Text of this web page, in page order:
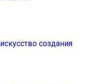
создания